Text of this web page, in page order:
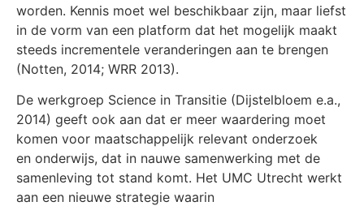
worden. Kennis moet wel beschikbaar zijn, maar liefst
in de vorm van een platform dat het mogelijk maakt
steeds incrementele veranderingen aan te brengen
(Notten, 2014; WRR 2013).
De werkgroep Science in Transitie (Dijstelbloem e.a.,
2014) geeft ook aan dat er meer waardering moet
komen voor maatschappelijk relevant onderzoek
en onderwijs, dat in nauwe samenwerking met de
samenleving tot stand komt. Het UMC Utrecht werkt
aan een nieuwe strategie waarin